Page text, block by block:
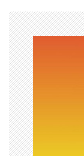
ー
シ
ョ
ン